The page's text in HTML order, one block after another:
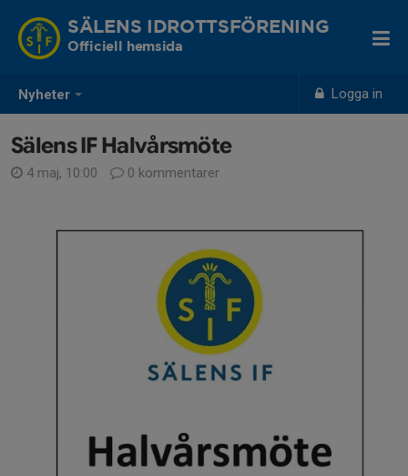
Nyheter Logga in
SÄLENS IDROTTSFÖRENING
Officiell hemsida
Sälens IF Halvårsmöte
4 maj, 10:00 0 kommentarer